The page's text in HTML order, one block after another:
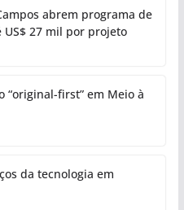
abrem programa de
US$ 27 mil por projeto
“original-first” em Meio à
da tecnologia em